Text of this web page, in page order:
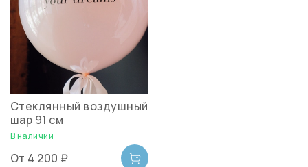
Стеклянный воздушный
шар 91 см
В наличии
От 4 200 ₽